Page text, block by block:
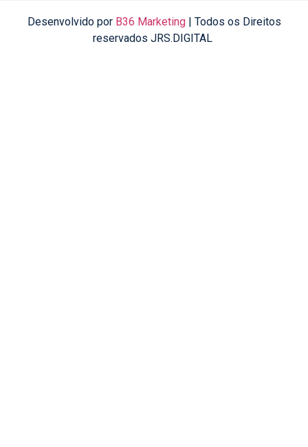
Desenvolvido por B36 Marketing| Todos os Direitos
reservados JRS.DIGITAL